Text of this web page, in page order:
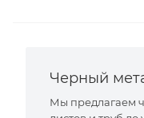
Черный
Мы предлагаем